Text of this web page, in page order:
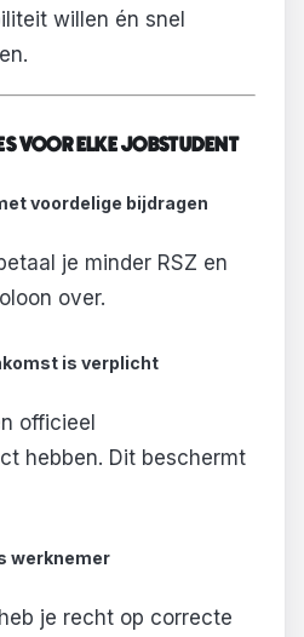
willen én snel
VOOR ELKE JOBSTUDENT
voordelige bijdragen
je minder RSZ en
over.
is verplicht
officieel
hebben. Dit beschermt
werknemer
je recht op correcte